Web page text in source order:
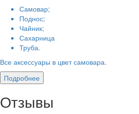
Самовар;
Поднос;
Чайник;
Сахарница
Труба.
Все аксессуары в цвет самовара.
Подробнее
Отзывы